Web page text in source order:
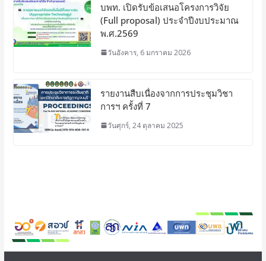
บพท. เปิดรับข้อเสนอโครงการวิจัย
(Full proposal) ประจำปีงบประมาณ
พ.ศ.2569
วันอังคาร, 6 มกราคม 2026
รายงานสืบเนื่องจากการประชุมวิชา
การฯ ครั้งที่ 7
วันศุกร์, 24 ตุลาคม 2025